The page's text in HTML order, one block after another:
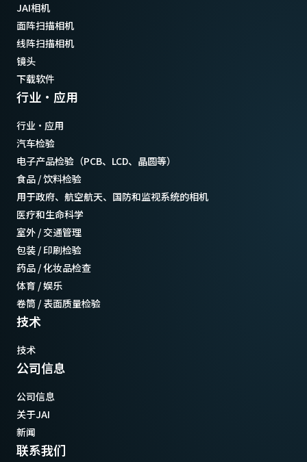
JAI相机
面阵扫描相机
线阵扫描相机
镜头
下载软件
行业·应用
行业·应用
汽车检验
电子产品检验（PCB、LCD、晶圆等）
食品 / 饮料检验
用于政府、航空航天、国防和监视系统的相机
医疗和生命科学
室外 / 交通管理
包装 / 印刷检验
药品 / 化妆品检查
体育 / 娱乐
卷筒 / 表面质量检验
技术
技术
公司信息
公司信息
关于JAI
新闻
联系我们